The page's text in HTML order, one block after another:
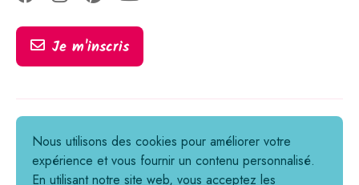
Je m'inscris
Tous droits réservés © 2021-2026
Informations légales
Nous utilisons des cookies pour améliorer votre
expérience et vous fournir un contenu personnalisé.
En utilisant notre site web, vous acceptez les